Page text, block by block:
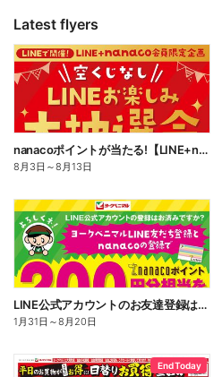
Latest flyers
nanacoポイントが当たる!【LINE+nanaco会員限定】LINEお楽しみ大抽選会!
8月3日 ～8月13日
LINE公式アカウントのお友達登録はお済みですか?
1月31日 ～8月20日
End Today